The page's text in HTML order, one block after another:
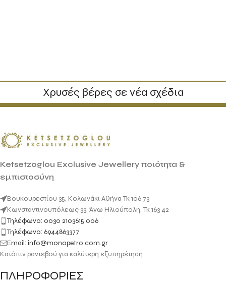
Xρυσές βέρες σε νέα σχέδια
Ketsetzoglou Exclusive Jewellery ποιότητα &
εμπιστοσύνη
Βουκουρεστίου 35, Κολωνάκι Αθήνα Τκ 106 73
Κωνσταντινουπόλεως 33, Άνω Ηλιούπολη, Τκ 163 42
Τηλέφωνο: 0030 2103615 006
Τηλέφωνο: 6944863377
Email: info@monopetro.com.gr
Κατόπιν ραντεβού για καλύτερη εξυπηρέτηση
ΠΛΗΡΟΦΟΡΙΕΣ